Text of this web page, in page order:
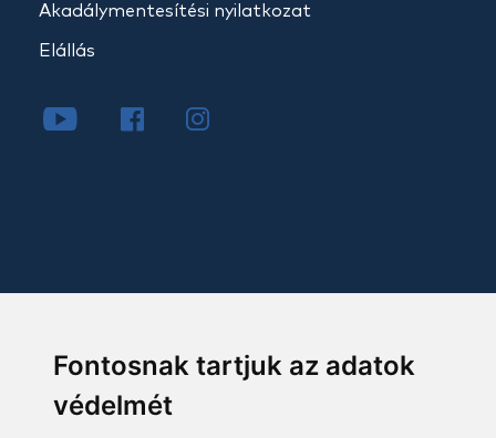
Fontosnak tartjuk az adatok
védelmét
Akadálymentesítési nyilatkozat
Elállás